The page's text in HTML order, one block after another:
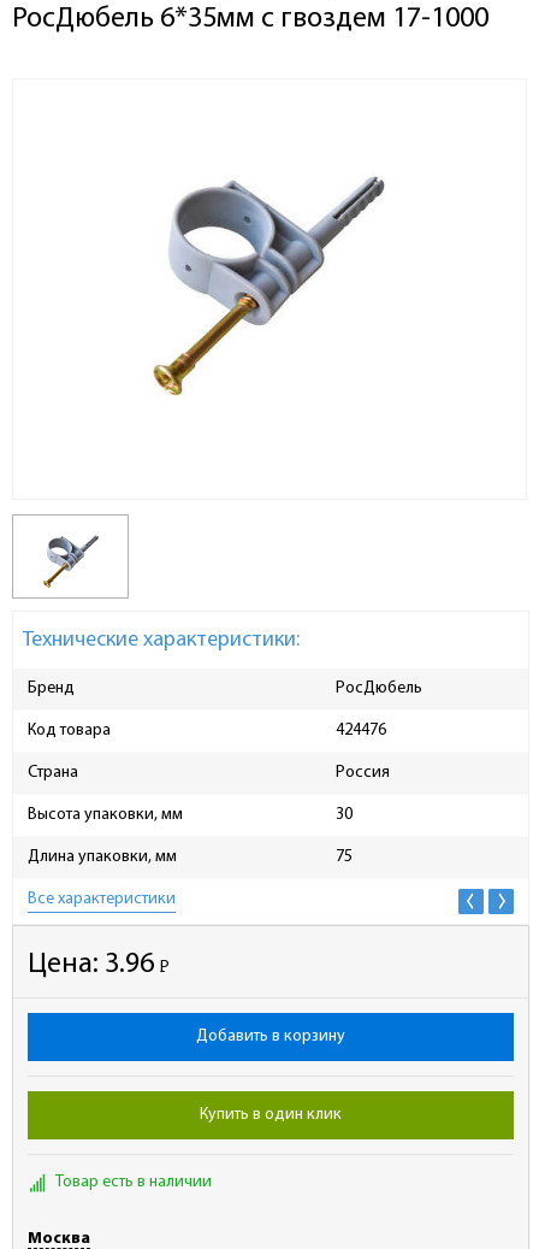
РосДюбель 6*35мм с гвоздем 17-1000
Технические характеристики:
Бренд РосДюбель
Код товара 424476
Страна Россия
Высота упаковки, мм 30
Длина упаковки, мм 75
Все характеристики
Цена: 3.96 Р
-
Добавить в корзину
Купить в один клик
Товар есть в наличии
Москва